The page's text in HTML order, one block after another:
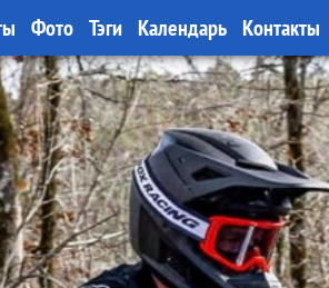
Фото Тэги Календарь Контакты